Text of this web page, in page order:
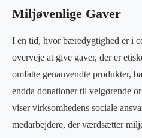
Miljøvenlige Gaver
I en tid, hvor bæredygtighed er i
overveje at give gaver, der er
omfatte genanvendte produkter,
endda donationer til velgørende
viser virksomhedens sociale
medarbejdere, der værdsætter